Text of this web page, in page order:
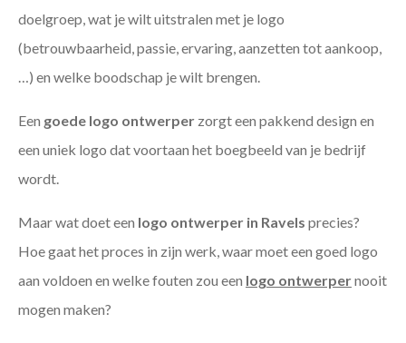
doelgroep, wat je wilt uitstralen met je logo
(betrouwbaarheid, passie, ervaring, aanzetten tot aankoop,
…) en welke boodschap je wilt brengen.
Een goede logo ontwerper zorgt een pakkend design en
een uniek logo dat voortaan het boegbeeld van je bedrijf
wordt.
Maar wat doet een logo ontwerper in Ravels precies?
Hoe gaat het proces in zijn werk, waar moet een goed logo
aan voldoen en welke fouten zou een logo ontwerpernooit
mogen maken?